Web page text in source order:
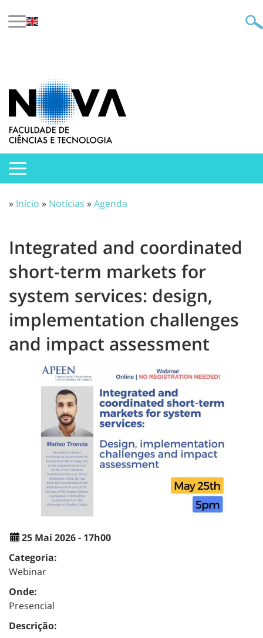
» Início » Notícias »Agenda
Integrated and coordinated
short-term markets for
system services: design,
implementation challenges
and impact assessment
25 Mai 2026 - 17h00
Categoria:
Webinar
Onde:
Presencial
Descrição: